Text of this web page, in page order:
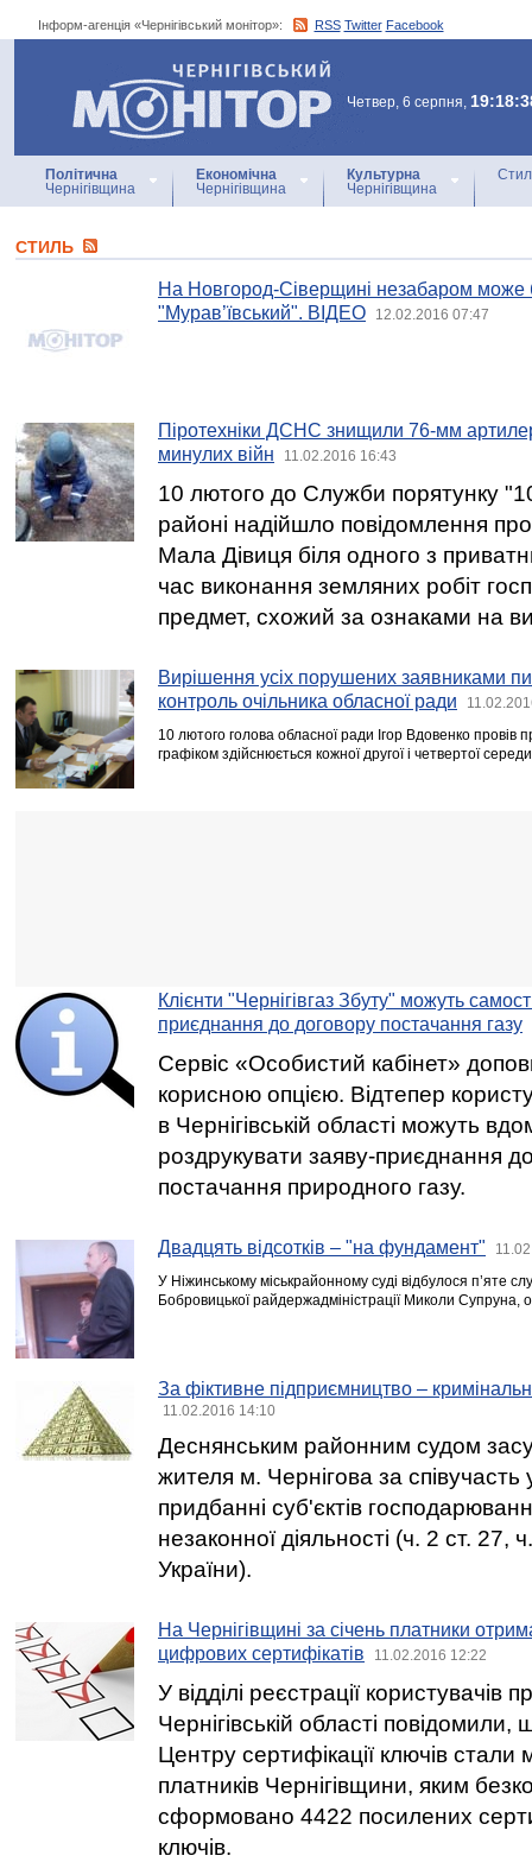
Інформ-агенція «Чернігівський монітор»: RSS Twitter Facebook
Інформ-агенція
«Чернігівський монітор»
Четвер, 6 серпня,
Політична
Чернігівщина
Економічна
Чернігівщина
Культурна
Чернігівщина
СТИЛЬ
На Новгород-Сіверщині незабаром може
"Мурав’ївський". ВІДЕО
12.02.2016 07:47
Піротехніки ДСНС знищили 76-мм
минулих війн
11.02.2016 16:43
10 лютого до Служби порятунку
районі надійшло повідомлення
Мала Дівиця біля одного з
час виконання земляних робіт
предмет, схожий за ознаками на
Вирішення усіх порушених заявниками
контроль очільника обласної ради
10 лютого голова обласної ради Ігор Вдовенко провів
графіком здійснюється кожної другої і четвертої
Клієнти "Чернігівгаз Збуту" можуть
приєднання до договору постачання газу
Сервіс «Особистий кабінет»
корисною опцією. Відтепер
в Чернігівській області можуть
роздрукувати заяву-приєднання
постачання природного газу.
Двадцять відсотків – "на фундамент"
У Ніжинському міськрайонному суді відбулося п’яте
Бобровицької райдержадміністрації Миколи Супруна,
За фіктивне підприємництво –
11.02.2016 14:10
Деснянським районним судом
жителя м. Чернігова за співучасть
придбанні суб'єктів
незаконної діяльності (ч. 2 ст. 27,
України).
На Чернігівщині за січень платники
цифрових сертифікатів
11.02.2016 12:22
У відділі реєстрації користувачів
Чернігівській області повідомили,
Центру сертифікації ключів
платників Чернігівщини, яким
сформовано 4422 посилених
ключів.